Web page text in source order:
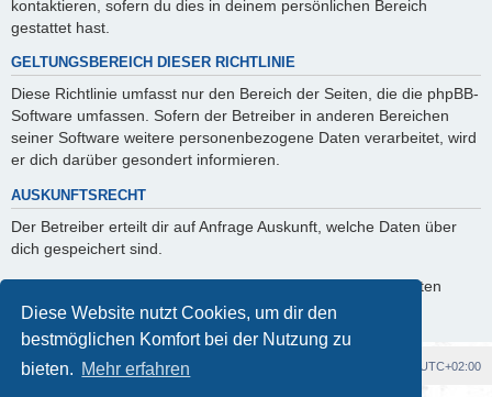
Diese Website nutzt Cookies, um dir den
bestmöglichen Komfort bei der Nutzung zu
bieten. Mehr erfahren
kontaktieren, sofern du dies in deinem persönlichen Bereich
gestattet hast.
GELTUNGSBEREICH DIESER RICHTLINIE
Diese Richtlinie umfasst nur den Bereich der Seiten, die die phpBB-
Software umfassen. Sofern der Betreiber in anderen Bereichen
seiner Software weitere personenbezogene Daten verarbeitet, wird
er dich darüber gesondert informieren.
AUSKUNFTSRECHT
Der Betreiber erteilt dir auf Anfrage Auskunft, welche Daten über
dich gespeichert sind.
Du kannst jederzeit die Löschung bzw. Sperrung deiner Daten
verlangen. Kontaktiere hierzu bitte den Betreiber.
Foren-Übersicht UTC+02:00